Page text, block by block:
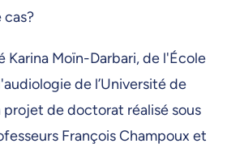
cas?
Karina Moïn-Darbari, de l'École
de l’Université de
projet de doctorat réalisé sous
François Champoux et